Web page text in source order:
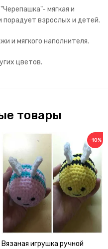
мягкая и
порадует взрослых и детей.
и мягкого наполнителя.
цветов.
товары
−10%
Вязаная игрушка ручной